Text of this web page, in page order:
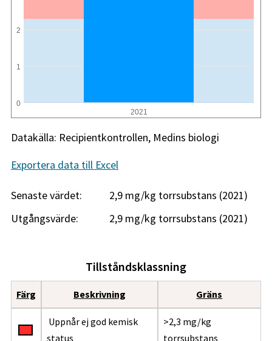
2021
0
1
2
Datakälla: Recipientkontrollen, Medins biologi
Exportera data till Excel
Senaste värdet:
2,9 mg/kg torrsubstans (2021)
Utgångsvärde:
2,9 mg/kg torrsubstans (2021)
Tillståndsklassning
Färg Beskrivning Gräns
Uppnår ej god kemisk
status
>2,3 mg/kg
torrsubstans